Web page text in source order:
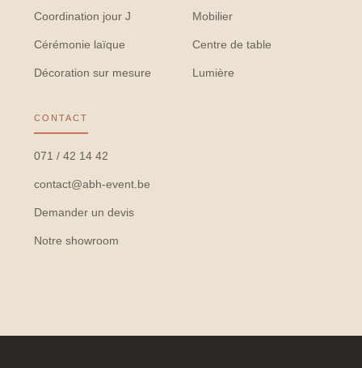
Coordination jour J
Cérémonie laïque
Décoration sur mesure
Mobilier
Centre de table
Lumière
CONTACT
071 / 42 14 42
contact@abh-event.be
Demander un devis
Notre showroom